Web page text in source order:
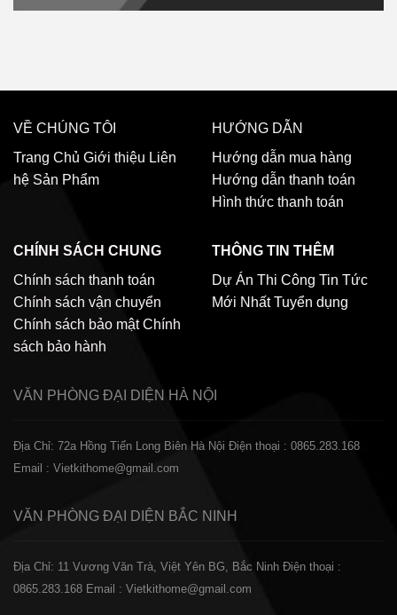
VỀ CHÚNG TÔI
Trang Chủ Giới thiệu Liên
hệ Sản Phẩm
HƯỚNG DẪN
Hướng dẫn mua hàng
Hướng dẫn thanh toán
Hình thức thanh toán
CHÍNH SÁCH CHUNG
Chính sách thanh toán
Chính sách vận chuyển
Chính sách bảo mật Chính
sách bảo hành
THÔNG TIN THÊM
Dự Án Thi Công Tin Tức
Mới Nhất Tuyển dụng
VĂN PHÒNG ĐẠI DIỆN HÀ NỘI
Địa Chỉ: 72a Hồng Tiến Long Biên Hà Nội Điện thoại : 0865.283.168
Email : Vietkithome@gmail.com
VĂN PHÒNG ĐẠI DIỆN BẮC NINH
Địa Chỉ: 11 Vương Văn Trà, Việt Yên BG, Bắc Ninh Điện thoại :
0865.283.168 Email : Vietkithome@gmail.com